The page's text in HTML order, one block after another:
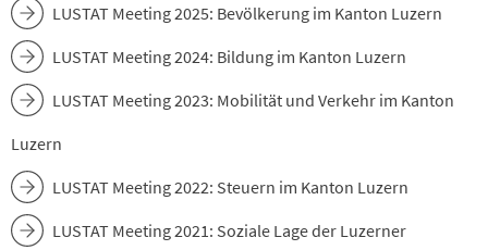
LUSTAT Meeting 2025: Bevölkerung im Kanton Luzern
LUSTAT Meeting 2024: Bildung im Kanton Luzern
LUSTAT Meeting 2023: Mobilität und Verkehr im Kanton
Luzern
LUSTAT Meeting 2022: Steuern im Kanton Luzern
LUSTAT Meeting 2021: Soziale Lage der Luzerner